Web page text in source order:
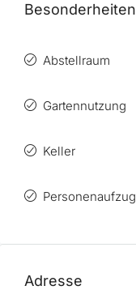
Besonderheiten
Abstellraum
Gartennutzung
Keller
Personenaufzug
Adresse